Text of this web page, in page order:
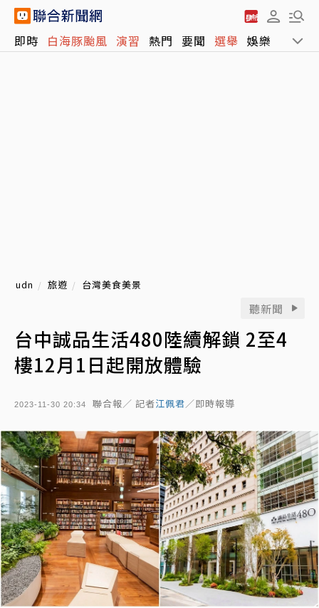
即時 白海豚颱風 演習 熱門 要聞 選舉 娛樂 運動
udn 旅遊 台灣美食美景
聽新聞
台中誠品生活480陸續解鎖 2至4
樓12月1日起開放體驗
2023-11-30 20:34 聯合報／ 記者江佩君／即時報導